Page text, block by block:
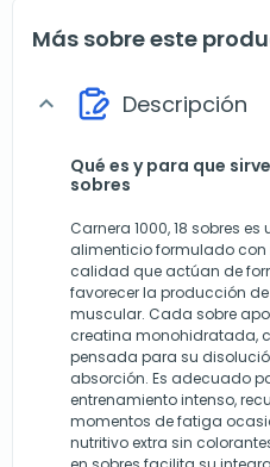
Más sobre este
expand_more Descripción
Qué es y para que
sobres
Carnera 1000, 18 sobres
alimenticio formulado con
calidad que actúan de
favorecer la producción
muscular. Cada sobre
creatina monohidratada,
pensada para su
absorción. Es adecuado
entrenamiento intenso,
momentos de fatiga
nutritivo extra sin